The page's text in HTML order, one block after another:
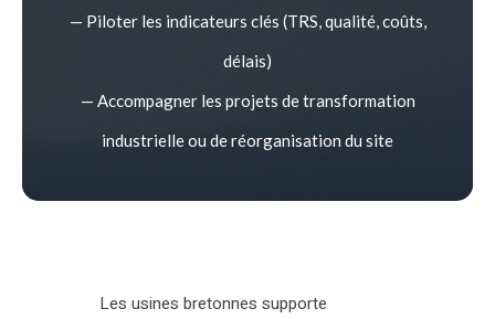
— Piloter les indicateurs clés (TRS, qualité, coûts,
délais)
— Accompagner les projets de transformation
industrielle ou de réorganisation du site
Les usines bretonnes supporte